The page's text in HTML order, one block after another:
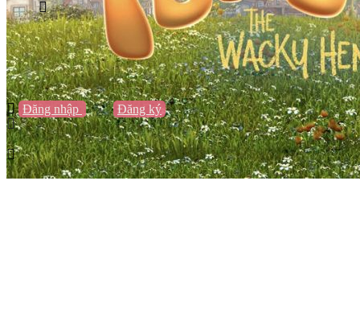
Sách / Truyện
Lifestyle
Giải trí
Thương hiệu
Tạo thương hiệu
Đăng nhập hoặc Đăng ký
Tạo thương hiệu